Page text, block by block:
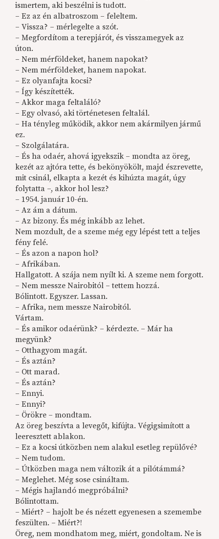
ismertem, aki beszélni is tudott.
– Ez az én albatroszom – feleltem.
– Vissza? – mérlegelte a szót.
– Megfordítom a terepjárót, és visszamegyek az
úton.
– Nem mérföldeket, hanem napokat?
– Nem mérföldeket, hanem napokat.
– Ez olyanfajta kocsi?
– Így készítették.
– Akkor maga feltaláló?
– Egy olvasó, aki történetesen feltalál.
– Ha tényleg működik, akkor nem akármilyen jármű
ez.
– Szolgálatára.
– És ha odaér, ahová igyekszik – mondta az öreg,
kezét az ajtóra tette, és bekönyökölt, majd észrevette,
mit csinál, elkapta a kezét és kihúzta magát, úgy
folytatta –, akkor hol lesz?
– 1954. január 10-én.
– Az ám a dátum.
– Az bizony. És még inkább az lehet.
Nem mozdult, de a szeme még egy lépést tett a teljes
fény felé.
– És azon a napon hol?
– Afrikában.
Hallgatott. A szája nem nyílt ki. A szeme nem forgott.
– Nem messze Nairobitól – tettem hozzá.
Bólintott. Egyszer. Lassan.
– Afrika, nem messze Nairobitól.
Vártam.
– És amikor odaérünk? – kérdezte. – Már ha
megyünk?
– Otthagyom magát.
– És aztán?
– Ott marad.
– És aztán?
– Ennyi.
– Ennyi?
– Örökre – mondtam.
Az öreg beszívta a levegőt, kifújta. Végigsimított a
leeresztett ablakon.
– Ez a kocsi útközben nem alakul esetleg repülővé?
– Nem tudom.
– Útközben maga nem változik át a pilótámmá?
– Meglehet. Még sose csináltam.
– Mégis hajlandó megpróbálni?
Bólintottam.
– Miért? – hajolt be és nézett egyenesen a szemembe
feszülten. – Miért?!
Öreg, nem mondhatom meg, miért, gondoltam. Ne is